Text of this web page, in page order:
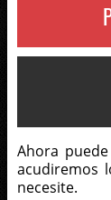
Ahora
acudiremos
necesite.